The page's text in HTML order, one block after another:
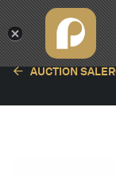
AUCTION